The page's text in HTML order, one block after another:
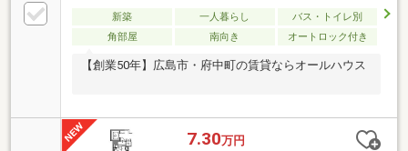
新築 一人暮らし
バス・トイレ別
角部屋
南向き オートロック付き
【創業50年】広島市・府中町の賃貸ならオールハウス
7.30万円